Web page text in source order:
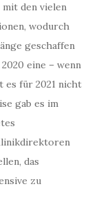
den vielen
wodurch
geschaffen
eine – wenn
es für 2021 nicht
gab es im
das
zu